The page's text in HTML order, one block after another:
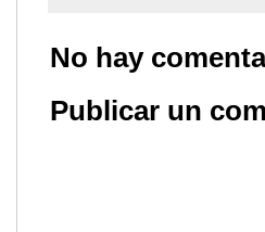
No hay
Publicar un